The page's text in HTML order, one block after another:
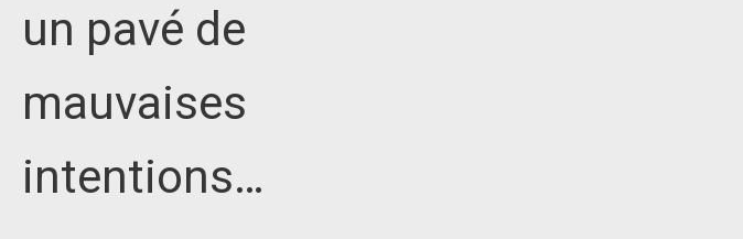
un pavé de
mauvaises
intentions…